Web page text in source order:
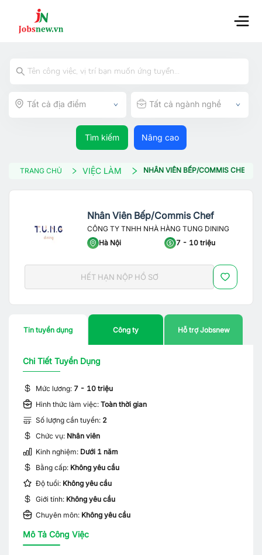
Tất cả địa điểm Tất cả ngành nghề
Tìm kiếm Nâng cao
TRANG CHỦ VIỆC LÀM NHÂN VIÊN BẾP/COMMIS CHEF
Nhân Viên Bếp/Commis Chef
CÔNG TY TNHH NHÀ HÀNG TUNG DINING
Hà Nội
7 - 10 triệu
HẾT HẠN NỘP HỒ SƠ
Tin tuyển dụng Công ty Hỗ trợ Jobsnew
Chi Tiết Tuyển Dụng
Mức lương: 7 - 10 triệu
Hình thức làm việc: Toàn thời gian
Số lượng cần tuyển: 2
Chức vụ: Nhân viên
Kinh nghiệm: Dưới 1 năm
Bằng cấp: Không yêu cầu
Độ tuổi: Không yêu cầu
Giới tính: Không yêu cầu
Chuyên môn: Không yêu cầu
Mô Tả Công Việc